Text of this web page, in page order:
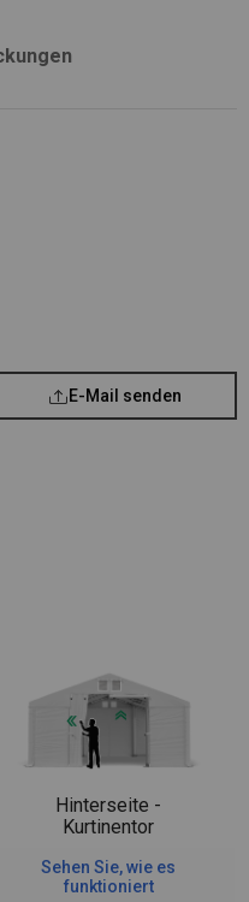
E-Mail senden
Hinterseite -
Kurtinentor
Sehen Sie, wie es
funktioniert